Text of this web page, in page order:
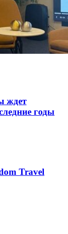
ждет
годы
Travel